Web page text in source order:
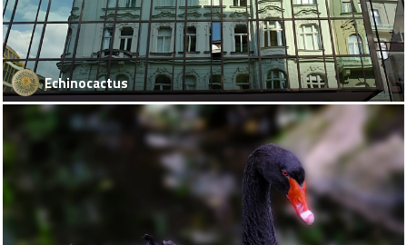
Echinocactus